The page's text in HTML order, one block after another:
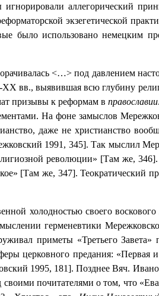
аллегорический
экзегетической
было использовано немецким
<…> под давлением
вв., выявившая всю глубину
призывы к реформам в православии
На фоне замыслов
даже не христианство
1991, 345]. Так мыслил
революции» [Там же,
[Там же, 347].
холодностью своего
герменевтики
приметы «Третьего Завета»
церковного предания: «Первая
1995, 181]. Позднее Вяч.
почитателями о том, что